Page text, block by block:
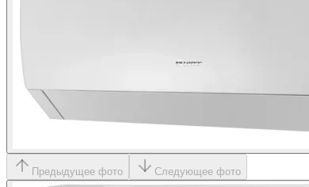
Предыдущее фото Следующее фото